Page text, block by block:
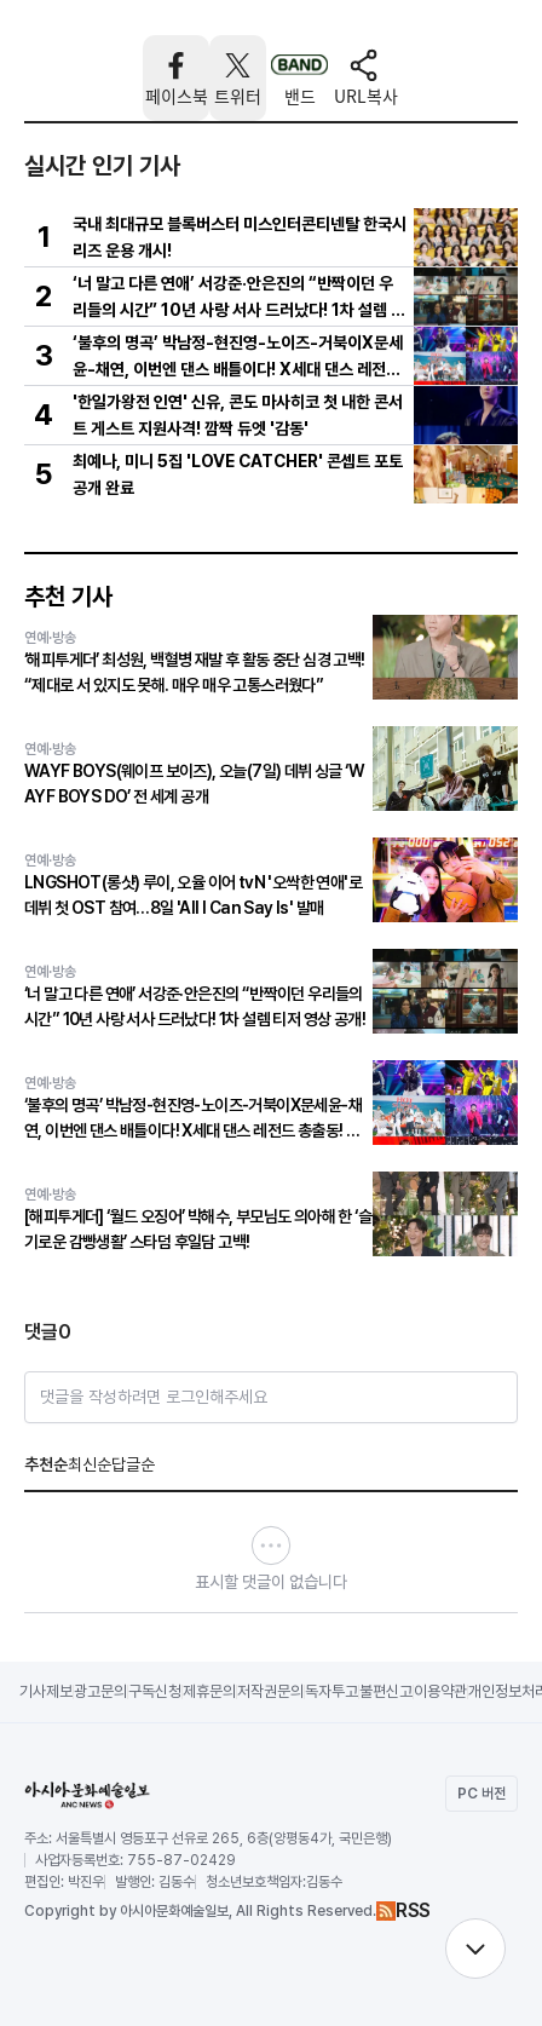
페이스북 트위터 밴드 URL복사
실시간 인기 기사
1
국내 최대규모 블록버스터 미스인터콘티넨탈 한국시
리즈 운용 개시!
2
‘너 말고 다른 연애’ 서강준·안은진의 “반짝이던 우
리들의 시간” 10년 사랑 서사 드러났다! 1차 설렘 티
저 영상 공개!
3
‘불후의 명곡’ 박남정-현진영-노이즈-거북이X문세
윤-채연, 이번엔 댄스 배틀이다! X세대 댄스 레전드
총출동! 댄스 본능 깨운다!
4
'한일가왕전 인연' 신유, 콘도 마사히코 첫 내한 콘서
트 게스트 지원사격! 깜짝 듀엣 '감동'
5
최예나, 미니 5집 'LOVE CATCHER' 콘셉트 포토
공개 완료
추천 기사
연예·방송
‘해피투게더’ 최성원, 백혈병 재발 후 활동 중단 심경 고백!
“제대로 서 있지도 못해. 매우 매우 고통스러웠다”
연예·방송
WAYF BOYS(웨이프 보이즈), 오늘(7일) 데뷔 싱글 ‘W
AYF BOYS DO’ 전 세계 공개
연예·방송
LNGSHOT(롱샷) 루이, 오율 이어 tvN '오싹한 연애'로
데뷔 첫 OST 참여…8일 'All I Can Say Is' 발매
연예·방송
‘너 말고 다른 연애’ 서강준·안은진의 “반짝이던 우리들의
시간” 10년 사랑 서사 드러났다! 1차 설렘 티저 영상 공개!
연예·방송
‘불후의 명곡’ 박남정-현진영-노이즈-거북이X문세윤-채
연, 이번엔 댄스 배틀이다! X세대 댄스 레전드 총출동! 댄
연예·방송
[해피투게더] ‘월드 오징어’ 박해수, 부모님도 의아해 한 ‘슬
기로운 감빵생활’ 스타덤 후일담 고백!
댓글0
댓글을 작성하려면 로그인해주세요
추천순최신순답글순
표시할 댓글이 없습니다
기사제보광고문의 구독신청제휴문의 저작권문의 독자투고불편신고이용약관개인정보처
PC 버전
주소: 서울특별시 영등포구 선유로 265, 6층(양평동4가, 국민은행)
사업자등록번호: 755-87-02429
편집인: 박진우 발행인: 김동수 청소년보호책임자:김동수
Copyright by 아시아문화예술일보, All Rights Reserved. RSS